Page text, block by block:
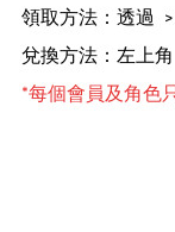
領取方法：透過 >
兌換方法：左上
*每個會員及角色